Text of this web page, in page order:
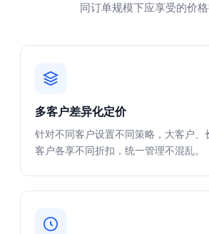
同订单规模下应享受的价格
多客户差异化定价
针对不同客户设置不同策略，大客户、
客户各享不同折扣，统一管理不混乱。